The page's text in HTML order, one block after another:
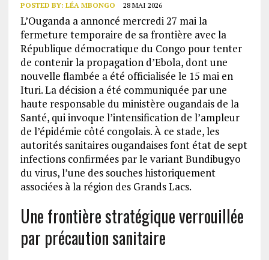
POSTED BY: LÉA MBONGO 28 MAI 2026
L’Ouganda a annoncé mercredi 27 mai la
fermeture temporaire de sa frontière avec la
République démocratique du Congo pour tenter
de contenir la propagation d’Ebola, dont une
nouvelle flambée a été officialisée le 15 mai en
Ituri. La décision a été communiquée par une
haute responsable du ministère ougandais de la
Santé, qui invoque l’intensification de l’ampleur
de l’épidémie côté congolais. À ce stade, les
autorités sanitaires ougandaises font état de sept
infections confirmées par le variant Bundibugyo
du virus, l’une des souches historiquement
associées à la région des Grands Lacs.
Une frontière stratégique verrouillée
par précaution sanitaire